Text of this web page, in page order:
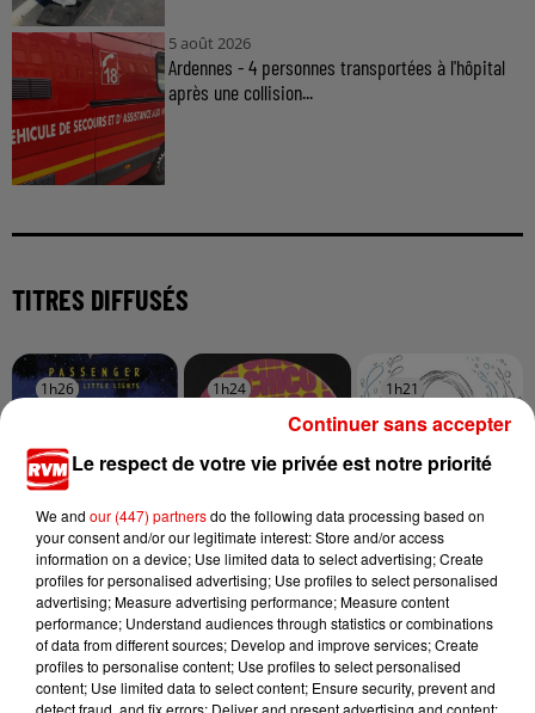
5 août 2026
Ardennes - 4 personnes transportées à l'hôpital
après une collision...
TITRES DIFFUSÉS
1h26
1h26
PASSENGER
Let Her Go
1h24
1h24
DJ GOJA FEAT. JASON
DERULO X MELODY
Mi Chico
1h21
1h21
MANON LISA
Le Petit Pecheur
Le respect de votre vie privée est notre priorité
We and our (447) partnersdo the following data processing based on
your consent and/or our legitimate interest: Store and/or access
information on a device; Use limited data to select advertising; Create
profiles for personalised advertising; Use profiles to select personalised
advertising; Measure advertising performance; Measure content
performance; Understand audiences through statistics or combinations
of data from different sources; Develop and improve services; Create
profiles to personalise content; Use profiles to select personalised
content; Use limited data to select content; Ensure security, prevent and
detect fraud, and fix errors; Deliver and present advertising and content;
Continuer sans accepter